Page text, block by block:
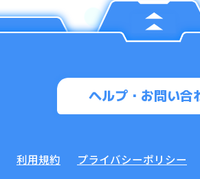
ヘルプ・お問い合
利用規約 プライバシーポリシー